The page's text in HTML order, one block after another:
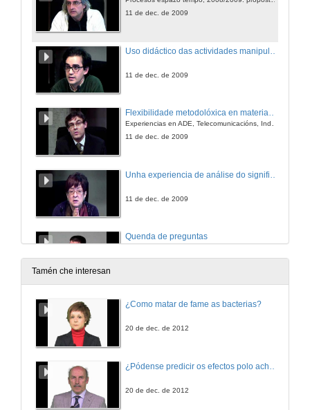
11 de dec. de 2009
11 de dec. de 2009
Flexibilidade metodolóxica en materias de libre elección; motivacións no alumno, matrícula necesaria e incorporación de coñecementos ao currículo.
11 de dec. de 2009
11 de dec. de 2009
Quenda de preguntas
11 de dec. de 2009
Tamén che interesan
¿Como matar de fame as bacterias?
20 de dec. de 2012
20 de dec. de 2012